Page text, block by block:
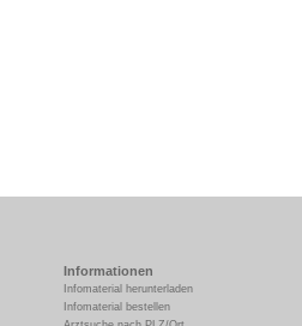
Informationen
Infomaterial herunterladen
Infomaterial bestellen